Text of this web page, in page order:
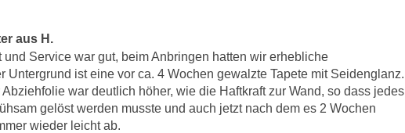
aus H.
Service war gut, beim Anbringen hatten wir erhebliche
Untergrund ist eine vor ca. 4 Wochen gewalzte Tapete mit Seidenglanz.
Abziehfolie war deutlich höher, wie die Haftkraft zur Wand, so dass jedes
gelöst werden musste und auch jetzt nach dem es 2 Wochen
wieder leicht ab.